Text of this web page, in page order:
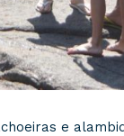
e